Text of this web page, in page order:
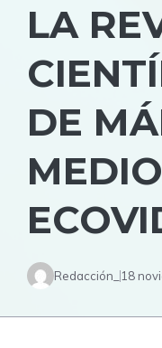
LA
DE
Redacción_ 18